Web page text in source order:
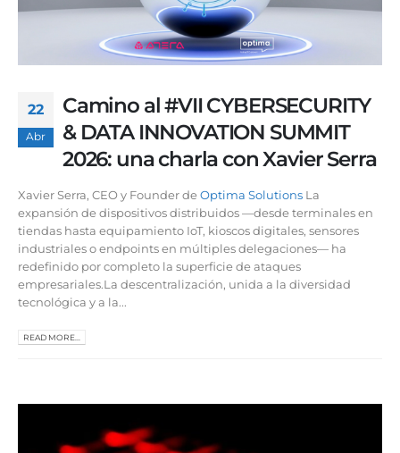
22
Abr
Camino al #VII CYBERSECURITY
& DATA INNOVATION SUMMIT
2026: una charla con Xavier Serra
Xavier Serra, CEO y Founder deOptima Solutions La
expansión de dispositivos distribuidos —desde terminales en
tiendas hasta equipamiento IoT, kioscos digitales, sensores
industriales o endpoints en múltiples delegaciones— ha
redefinido por completo la superficie de ataques
empresariales.La descentralización, unida a la diversidad
tecnológica y a la...
READ MORE...